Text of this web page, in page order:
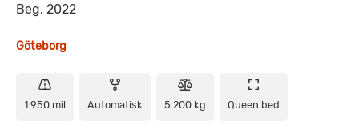
Beg, 2022
Göteborg
1 950 mil Automatisk 5 200 kg Queen bed